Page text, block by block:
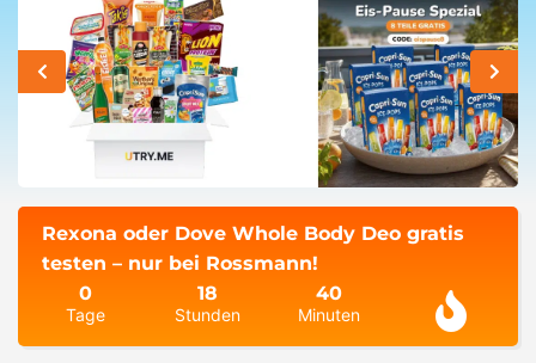
Rexona oder Dove Whole Body Deo gratis
testen – nur bei Rossmann!
0
Tage
18
Stunden
40
Minuten